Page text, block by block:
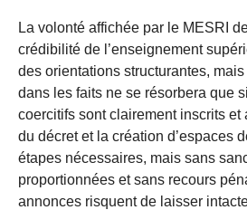
La volonté affichée par le MESRI
crédibilité de l’enseignement
des orientations structurantes,
dans les faits ne se résorbera que
coercitifs sont clairement inscrits et
du décret et la création d’espaces
étapes nécessaires, mais sans
proportionnées et sans recours
annonces risquent de laisser